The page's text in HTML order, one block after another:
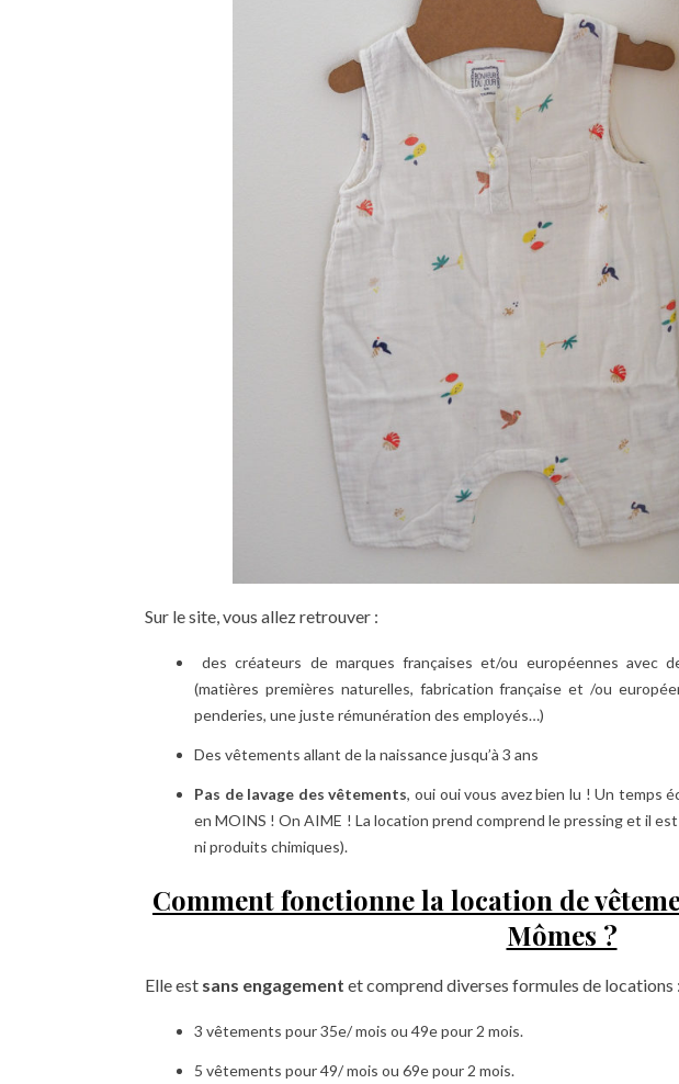
Sur le site, vous allez retrouver :
des créateurs de marques françaises et/ou européennes avec
(matières premières naturelles, fabrication française et /ou
penderies, une juste rémunération des employés…)
Des vêtements allant de la naissance jusqu’à 3 ans
Pas de lavage des vêtements, oui oui vous avez bien lu ! Un temps
en MOINS ! On AIME ! La location prend comprend le pressing et il est
ni produits chimiques).
Comment fonctionne la location de
Mômes ?
Elle est sans engagement et comprend diverses formules de locations :
3 vêtements pour 35e/ mois ou 49e pour 2 mois.
5 vêtements pour 49/ mois ou 69e pour 2 mois.